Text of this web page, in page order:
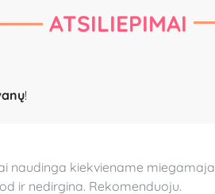
ATSILIEPIMAI
!
naudinga kiekviename
ir nedirgina. Rekomenduoju.